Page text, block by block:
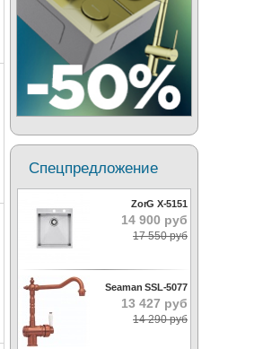
Спецпредложение
ZorG X-5151
14 900 руб
17 550 руб
Seaman SSL-5077
13 427 руб
14 290 руб